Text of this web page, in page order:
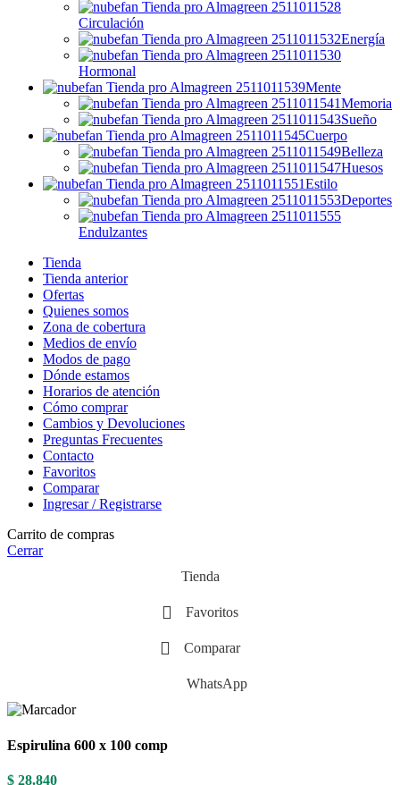
Circulación
Energía
Hormonal
Mente
Memoria
Sueño
Cuerpo
Belleza
Huesos
Estilo
Deportes
Endulzantes
Tienda
Tienda anterior
Ofertas
Quienes somos
Zona de cobertura
Medios de envío
Modos de pago
Dónde estamos
Horarios de atención
Cómo comprar
Cambios y Devoluciones
Preguntas Frecuentes
Contacto
Favoritos
Comparar
Ingresar / Registrarse
Carrito de compras
Cerrar
Tienda
Favoritos
Comparar
WhatsApp
Espirulina 600 x 100 comp
$ 28.840